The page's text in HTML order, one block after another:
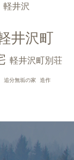
軽井沢
井沢町
軽井沢町別荘
追分無垢の家 造作